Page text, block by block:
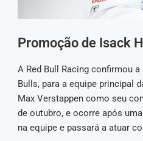
Promoção de Isack
A Red Bull Racing confirmou
Bulls, para a equipe principal
Max Verstappen como seu
de outubro, e ocorre após
na equipe e passará a atuar